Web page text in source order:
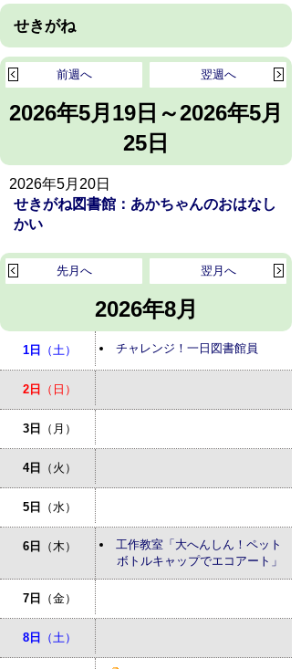
せきがね
2026年5月19日～2026年5月
25日
翌週へ
前週へ
2026年5月20日
せきがね図書館：あかちゃんのおはなし
かい
2026年8月
翌月へ
先月へ
1日 （土） チャレンジ！一日図書館員
2日 （日）
3日 （月）
4日 （火）
5日 （水）
6日 （木）
工作教室「大へんしん！ペット
ボトルキャップでエコアート」
7日 （金）
8日 （土）